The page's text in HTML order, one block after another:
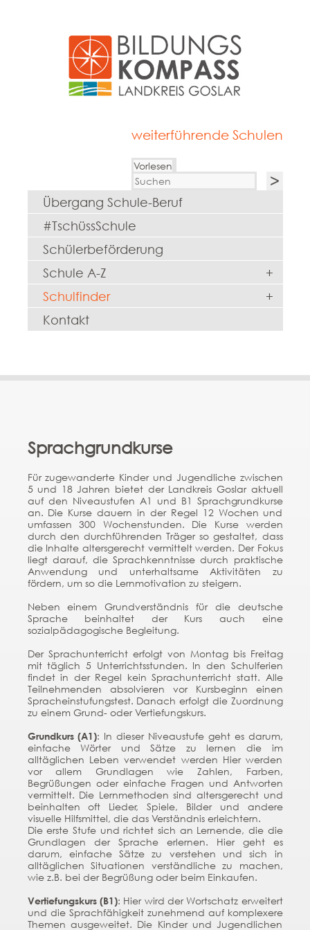
weiterführende Schulen
Vorlesen
Übergang Schule-Beruf
#TschüssSchule
Schülerbeförderung
Schule A-Z
+
Schulfinder
+
Kontakt
Sprachgrundkurse
Für zugewanderte Kinder und Jugendliche zwischen
5 und 18 Jahren bietet der Landkreis Goslar aktuell
auf den Niveaustufen A1 und B1 Sprachgrundkurse
an. Die Kurse dauern in der Regel 12 Wochen und
umfassen 300 Wochenstunden. Die Kurse werden
durch den durchführenden Träger so gestaltet, dass
die Inhalte altersgerecht vermittelt werden. Der Fokus
liegt darauf, die Sprachkenntnisse durch praktische
Anwendung und unterhaltsame Aktivitäten zu
fördern, um so die Lernmotivation zu steigern.
Neben einem Grundverständnis für die deutsche
Sprache beinhaltet der Kurs auch eine
sozialpädagogische Begleitung.
Der Sprachunterricht erfolgt von Montag bis Freitag
mit täglich 5 Unterrichtsstunden. In den Schulferien
findet in der Regel kein Sprachunterricht statt. Alle
Teilnehmenden absolvieren vor Kursbeginn einen
Spracheinstufungstest. Danach erfolgt die Zuordnung
zu einem Grund- oder Vertiefungskurs.
Grundkurs (A1): In dieser Niveaustufe geht es darum,
einfache Wörter und Sätze zu lernen die im
alltäglichen Leben verwendet werden Hier werden
vor allem Grundlagen wie Zahlen, Farben,
Begrüßungen oder einfache Fragen und Antworten
vermittelt. Die Lernmethoden sind altersgerecht und
beinhalten oft Lieder, Spiele, Bilder und andere
visuelle Hilfsmittel, die das Verständnis erleichtern.
Die erste Stufe und richtet sich an Lernende, die die
Grundlagen der Sprache erlernen. Hier geht es
darum, einfache Sätze zu verstehen und sich in
alltäglichen Situationen verständliche zu machen,
wie z.B. bei der Begrüßung oder beim Einkaufen.
Vertiefungskurs (B1): Hier wird der Wortschatz erweitert
und die Sprachfähigkeit zunehmend auf komplexere
Themen ausgeweitet. Die Kinder und Jugendlichen